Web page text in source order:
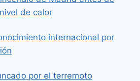
de calor
internacional por
por el terremoto